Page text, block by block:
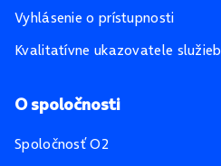
Vyhlásenie o prístupnosti
Kvalitatívne ukazovatele služieb
O spoločnosti
Spoločnosť O2